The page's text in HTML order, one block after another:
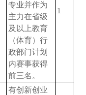
专业并作为
主力在省级
及以上教育
（体育）行
政部门计划
内赛事获得
前三名。
1
有创新创业